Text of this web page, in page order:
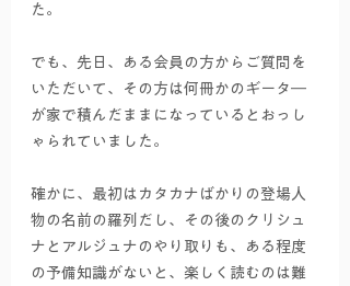
た。
でも、先日、ある会員の方からご質問を
いただいて、その方は何冊かのギータ―
が家で積んだままになっているとおっし
ゃられていました。
確かに、最初はカタカナばかりの登場人
物の名前の羅列だし、その後のクリシュ
ナとアルジュナのやり取りも、ある程度
の予備知識がないと、楽しく読むのは難